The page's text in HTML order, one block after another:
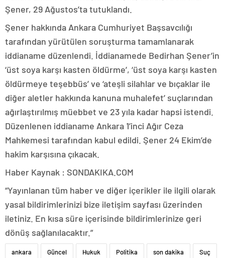
Şener, 29 Ağustos’ta tutuklandı.
Şener hakkında Ankara Cumhuriyet Başsavcılığı
tarafından yürütülen soruşturma tamamlanarak
iddianame düzenlendi. İddianamede Bedirhan Şener’in
‘üst soya karşı kasten öldürme’, ‘üst soya karşı kasten
öldürmeye teşebbüs’ ve ‘ateşli silahlar ve bıçaklar ile
diğer aletler hakkında kanuna muhalefet’ suçlarından
ağırlaştırılmış müebbet ve 23 yıla kadar hapsi istendi.
Düzenlenen iddianame Ankara 1’inci Ağır Ceza
Mahkemesi tarafından kabul edildi. Şener 24 Ekim’de
hakim karşısına çıkacak.
Haber Kaynak : SONDAKIKA.COM
“Yayınlanan tüm haber ve diğer içerikler ile ilgili olarak
yasal bildirimlerinizi bize iletişim sayfası üzerinden
iletiniz. En kısa süre içerisinde bildirimlerinize geri
dönüş sağlanılacaktır.”
ankara Güncel Hukuk Politika son dakika Suç